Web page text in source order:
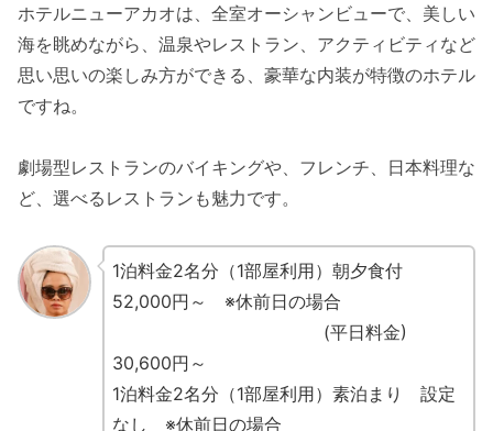
ホテルニューアカオは、全室オーシャンビューで、美しい
海を眺めながら、温泉やレストラン、アクティビティなど
思い思いの楽しみ方ができる、豪華な内装が特徴のホテル
ですね。
劇場型レストランのバイキングや、フレンチ、日本料理な
ど、選べるレストランも魅力です。
1泊料金2名分（1部屋利用）朝夕食付
52,000円～ ※休前日の場合
(平日料金)
30,600円～
1泊料金2名分（1部屋利用）素泊まり 設定
なし ※休前日の場合